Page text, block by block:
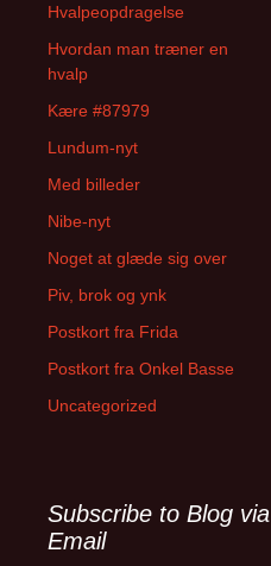
Hvalpeopdragelse
Hvordan man træner en
hvalp
Kære #87979
Lundum-nyt
Med billeder
Nibe-nyt
Noget at glæde sig over
Piv, brok og ynk
Postkort fra Frida
Postkort fra Onkel Basse
Uncategorized
Subscribe to Blog via
Email